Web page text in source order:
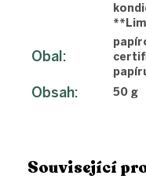
Související
Obal:
Obsah: 50 g